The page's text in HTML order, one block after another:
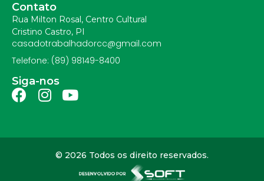
Contato
Rua Milton Rosal, Centro Cultural
Cristino Castro, PI
casadotrabalhadorcc@gmail.com
Telefone: (89) 98149-8400
Siga-nos
© 2026 Todos os direito reservados.